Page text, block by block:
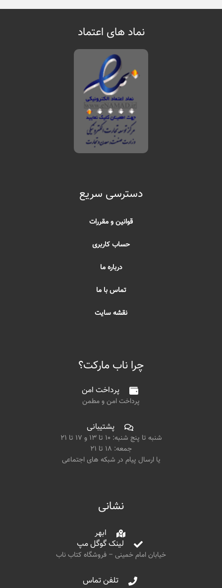
نماد های اعتماد
دسترسی سریع
قوانین و مقررات
حساب کاربری
درباره ما
تماس با ما
نقشه سایت
چرا ناب مارکت؟
پرداخت امن
پرداخت امن و مطمن
پشتیبانی
شنبه تا پنج شنبه: ۱۰ تا ۱۳ و ۱۷ تا ۲۱
جمعه: ۱۸ تا ۲۱
یا ارسال پیام در شبکه های اجتماعی
نشانی
ابهر
لینک گوگل مپ
خیابان امام خمینی – فروشگاه کتاب ناب
تلفن تماس